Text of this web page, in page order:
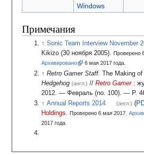
Windows
Примечания
Sonic Team Interview November
Kikizo (30 ноября 2005). Проверено
Архивировано
6 мая 2017 года.
Retro Gamer Staff. The Making
Hedgehog (англ.) //Retro Gamer :
2012. — Февраль (no. 100). — P.
Annual Reports 2014
(англ.) (
Holdings. Проверено 6 мая 2017.
2017 года.